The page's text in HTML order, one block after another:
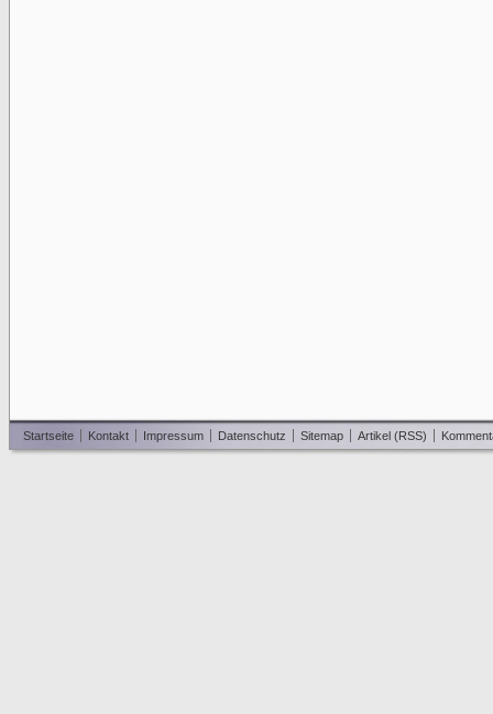
Startseite Kontakt Impressum Datenschutz Sitemap Artikel (RSS)